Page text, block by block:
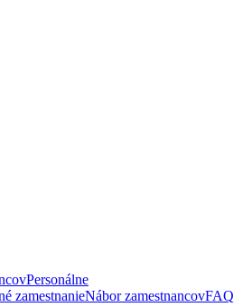
Personálne
zamestnanieNábor zamestnancovFAQ